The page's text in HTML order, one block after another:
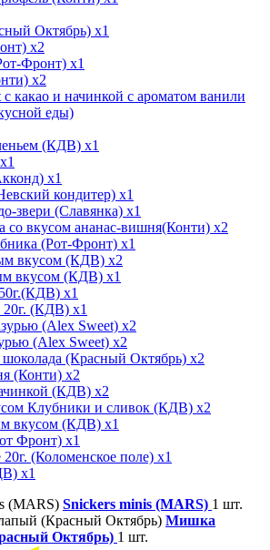
x1
x2
x1
x2
x1
x1
x1
x1
x1
x2
x1
x2
x1
x1
x1
x2
x2
x2
x2
x2
x2
x1
x1
x1
x1
Snickers minis (MARS) 1 шт.
Мишка
Октябрь) 1 шт.